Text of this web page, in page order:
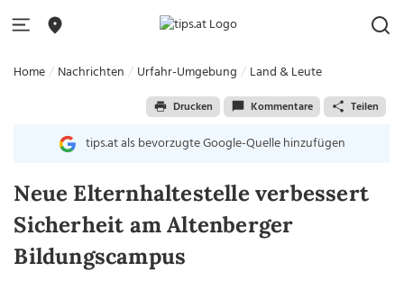
Home Nachrichten Urfahr-Umgebung Land & Leute
Drucken Kommentare Teilen
tips.at als bevorzugte Google-Quelle hinzufügen
Neue Elternhaltestelle verbessert
Sicherheit am Altenberger
Bildungscampus